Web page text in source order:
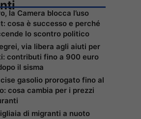
la Camera blocca l’uso
cosa è successo e perché
lo scontro politico
via libera agli aiuti per
contributi fino a 900 euro
il sisma
gasolio prorogato fino al
cosa cambia per i prezzi
di migranti a nuoto